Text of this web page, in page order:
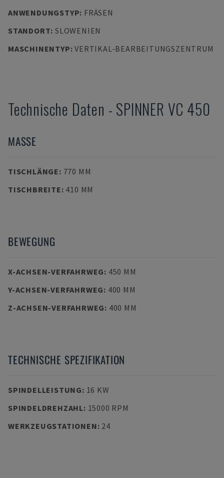
ANWENDUNGSTYP: FRÄSEN
STANDORT: SLOWENIEN
MASCHINENTYP:VERTIKAL-BEARBEITUNGSZENTRUM
Technische Daten - SPINNER VC 450
MASSE
TISCHLÄNGE: 770 MM
TISCHBREITE: 410 MM
BEWEGUNG
X-ACHSEN-VERFAHRWEG: 450 MM
Y-ACHSEN-VERFAHRWEG: 400 MM
Z-ACHSEN-VERFAHRWEG: 400 MM
TECHNISCHE SPEZIFIKATION
SPINDELLEISTUNG: 16 KW
SPINDELDREHZAHL: 15000 RPM
WERKZEUGSTATIONEN: 24